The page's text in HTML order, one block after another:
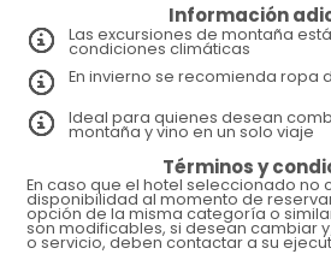
Información
Las excursiones de montaña
condiciones climáticas
En invierno se recomienda ropa
Ideal para quienes desean
montaña y vino en un solo viaje
Términos y
En caso que el hotel seleccionado no
disponibilidad al momento de
opción de la misma categoría o
son modificables, si desean cambiar
o servicio, deben contactar a su